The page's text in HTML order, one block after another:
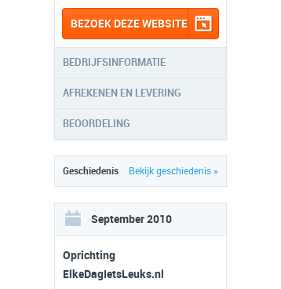
BEZOEK DEZE WEBSITE
BEDRIJFSINFORMATIE
AFREKENEN EN LEVERING
BEOORDELING
Bekijk geschiedenis »
Geschiedenis
September 2010
Oprichting
ElkeDagIetsLeuks.nl